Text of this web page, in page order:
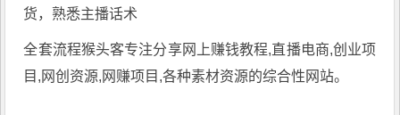
全套流程猴头客专注分享网上赚钱教程,直播电商,创业项
目,网创资源, 网赚项目 ,各种素材资源的综合性网站。